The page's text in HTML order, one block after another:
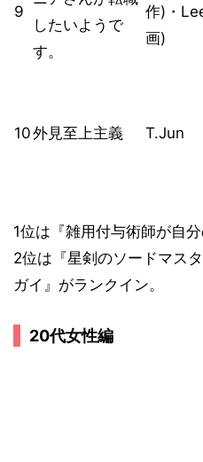
9
したいようで
す。
作)・
画)
10外見至上主義 T.Jun
1位は『雑用付与術師が自
2位は『星剣のソードマス
ガイ』がランクイン。
20代女性編